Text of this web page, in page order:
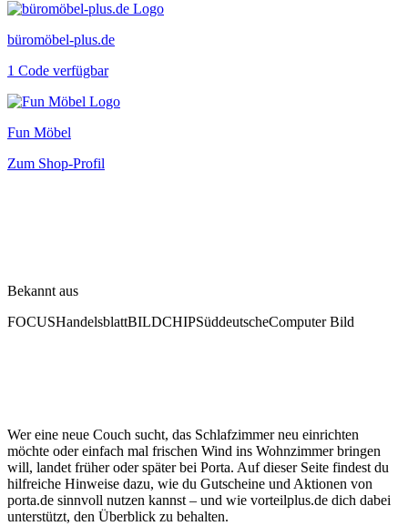
büromöbel-plus.de
1 Code verfügbar
Fun Möbel
Zum Shop-Profil
Bekannt aus
FOCUSHandelsblattBILDCHIPSüddeutscheComputer Bild
Wer eine neue Couch sucht, das Schlafzimmer neu einrichten
möchte oder einfach mal frischen Wind ins Wohnzimmer bringen
will, landet früher oder später bei Porta. Auf dieser Seite findest du
hilfreiche Hinweise dazu, wie du Gutscheine und Aktionen von
porta.de sinnvoll nutzen kannst – und wie vorteilplus.de dich dabei
unterstützt, den Überblick zu behalten.